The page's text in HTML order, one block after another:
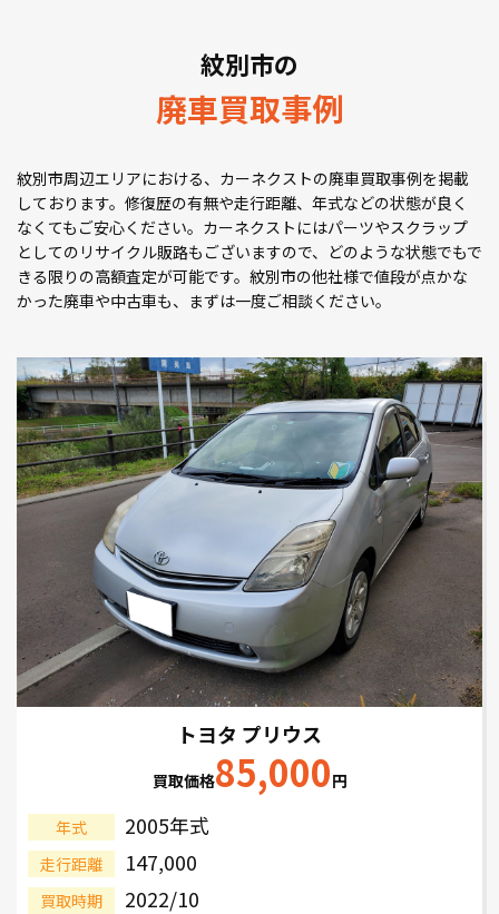
紋別市の
廃車買取事例
紋別市周辺エリアにおける、カーネクストの廃車買取事例を掲載
しております。修復歴の有無や走行距離、年式などの状態が良く
なくてもご安心ください。カーネクストにはパーツやスクラップ
としてのリサイクル販路もございますので、どのような状態でもで
きる限りの高額査定が可能です。紋別市の他社様で値段が点かな
かった廃車や中古車も、まずは一度ご相談ください。
トヨタ プリウス
買取価格85,000円
年式 2005年式
走行距離 147,000
買取時期 2022/10